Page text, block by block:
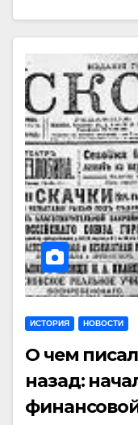
ИСТОРИЯ НОВОСТИ
О чем
назад: